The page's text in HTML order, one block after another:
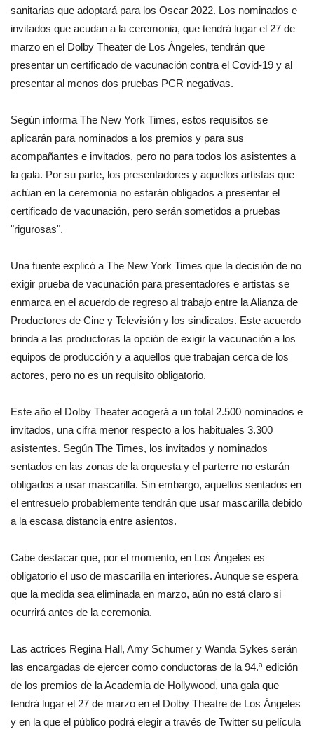
sanitarias que adoptará para los Oscar 2022. Los nominados e
invitados que acudan a la ceremonia, que tendrá lugar el 27 de
marzo en el Dolby Theater de Los Ángeles, tendrán que
presentar un certificado de vacunación contra el Covid-19 y al
presentar al menos dos pruebas PCR negativas.
Según informa The New York Times, estos requisitos se
aplicarán para nominados a los premios y para sus
acompañantes e invitados, pero no para todos los asistentes a
la gala. Por su parte, los presentadores y aquellos artistas que
actúan en la ceremonia no estarán obligados a presentar el
certificado de vacunación, pero serán sometidos a pruebas
"rigurosas".
Una fuente explicó a The New York Times que la decisión de no
exigir prueba de vacunación para presentadores e artistas se
enmarca en el acuerdo de regreso al trabajo entre la Alianza de
Productores de Cine y Televisión y los sindicatos. Este acuerdo
brinda a las productoras la opción de exigir la vacunación a los
equipos de producción y a aquellos que trabajan cerca de los
actores, pero no es un requisito obligatorio.
Este año el Dolby Theater acogerá a un total 2.500 nominados e
invitados, una cifra menor respecto a los habituales 3.300
asistentes. Según The Times, los invitados y nominados
sentados en las zonas de la orquesta y el parterre no estarán
obligados a usar mascarilla. Sin embargo, aquellos sentados en
el entresuelo probablemente tendrán que usar mascarilla debido
a la escasa distancia entre asientos.
Cabe destacar que, por el momento, en Los Ángeles es
obligatorio el uso de mascarilla en interiores. Aunque se espera
que la medida sea eliminada en marzo, aún no está claro si
ocurrirá antes de la ceremonia.
Las actrices Regina Hall, Amy Schumer y Wanda Sykes serán
las encargadas de ejercer como conductoras de la 94.ª edición
de los premios de la Academia de Hollywood, una gala que
tendrá lugar el 27 de marzo en el Dolby Theatre de Los Ángeles
y en la que el público podrá elegir a través de Twitter su película